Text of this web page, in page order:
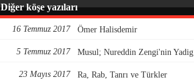
Diğer köşe yazıları
16 Temmuz 2017 Ömer Halisdemir
5 Temmuz 2017 Musul; Nureddin Zengi'nin Yadig
23 Mayıs 2017 Ra, Rab, Tanrı ve Türkler